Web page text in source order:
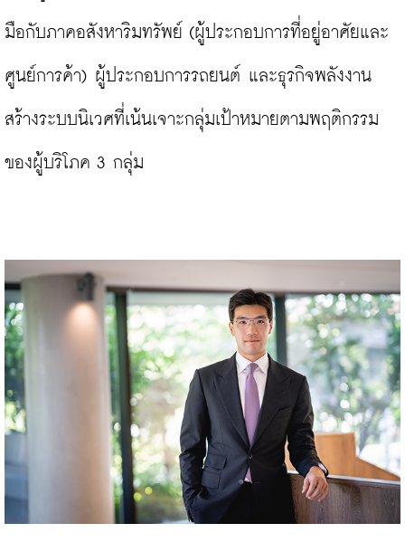
มือกับภาคอสังหาริมทรัพย์ (ผู้ประกอบการที่อยู่อาศัยและ
ศูนย์การค้า) ผู้ประกอบการรถยนต์ และธุรกิจพลังงาน
สร้างระบบนิเวศที่เน้นเจาะกลุ่มเป้าหมายตามพฤติกรรม
ของผู้บริโภค 3 กลุ่ม